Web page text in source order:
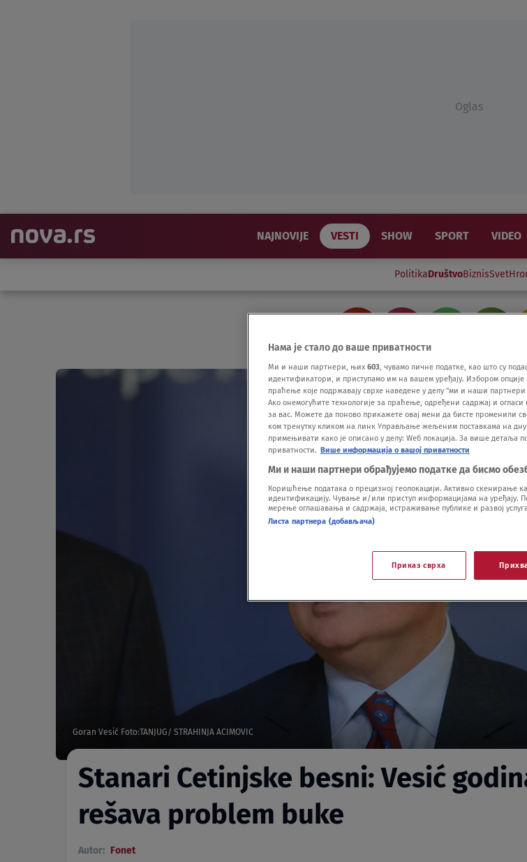
Oglas
NAJNOVIJE VESTI SHOW SPORT VIDEO
PolitikaDruštvoBiznisSvet
Goran Vesić Foto:TANJUG/ STRAHINJA ACIMOVIC
Stanari Cetinjske besni: Vesić
rešava problem buke
Autor: Fonet
Нама је стало до ваше приватности
Ми и наши партнери, њих 603, чувамо личне податке, као што су
идентификатори, и приступамо им на вашем уређају. Избором опције
праћење које подржавају сврхе наведене у делу "ми и наши
Ако онемогућите технологије за праћење, одређени садржај и
за вас. Можете да поново прикажете овај мени да бисте променили
ком тренутку кликом на линк Управљање жељеним поставкама на
примењивати како је описано у делу: Wеб локација. За више детаља
приватности. Више информација о вашој приватности
Ми и наши партнери обрађујемо податке да бисмо
Коришћење података о прецизној геолокацији. Активно скенирање
идентификацију. Чување и/или приступ информацијама на уређају.
мерење оглашавања и садржаја, истраживање публике и развој
Листа партнера (добављача)
Приказ сврха